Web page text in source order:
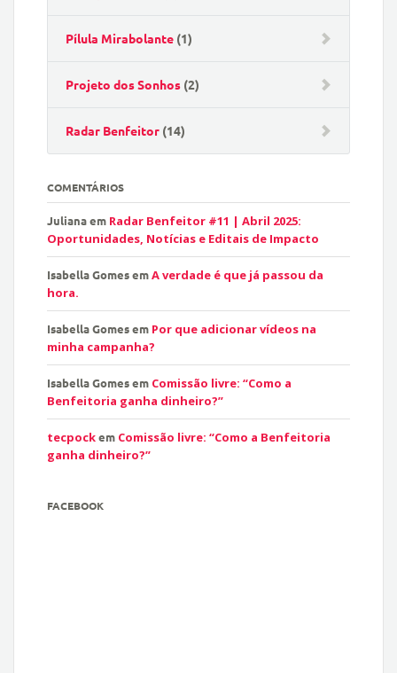
Pílula Mirabolante (1)
Projeto dos Sonhos (2)
Radar Benfeitor (14)
COMENTÁRIOS
Julianaem Radar Benfeitor #11 | Abril 2025:
Oportunidades, Notícias e Editais de Impacto
Isabella GomesemA verdade é que já passou da
hora.
Isabella Gomesem Por que adicionar vídeos na
minha campanha?
Isabella Gomesem Comissão livre: “Como a
Benfeitoria ganha dinheiro?”
tecpockem Comissão livre: “Como a Benfeitoria
ganha dinheiro?”
FACEBOOK